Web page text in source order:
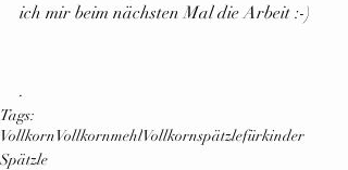
ich mir beim nächsten Mal die Arbeit :-)
.
Tags:
VollkornVollkornmehlVollkornspätzlefürkinder
Spätzle